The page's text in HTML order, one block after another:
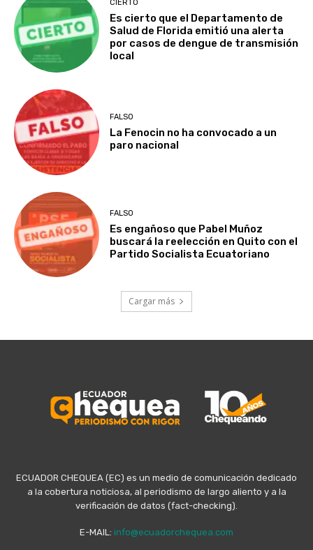
CIERTO
Es cierto que el Departamento de
Salud de Florida emitió una alerta
por casos de dengue de transmisión
local
FALSO
La Fenocin no ha convocado a un
paro nacional
FALSO
Es engañoso que Pabel Muñoz
buscará la reelección en Quito con el
Partido Socialista Ecuatoriano
Cargar más
ECUADOR CHEQUEA (EC) es un medio de comunicación dedicado
a la cobertura noticiosa, al periodismo de largo aliento y a la
verificación de datos (fact-checking).
E-MAIL: info@ecuadorchequea.com